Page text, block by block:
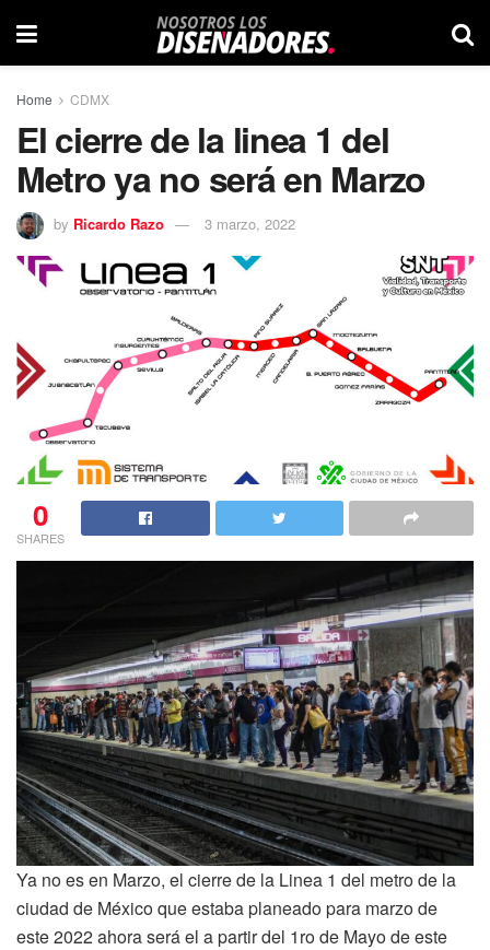
Home CDMX
El cierre de la linea 1 del
Metro ya no será en Marzo
by Ricardo Razo 3 marzo, 2022
0
SHARES
Ya no es en Marzo, el cierre de la Linea 1 del metro de la
ciudad de México que estaba planeado para marzo de
este 2022 ahora será el a partir del 1ro de Mayo de este